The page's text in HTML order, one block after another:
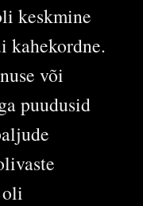
keskmine
kahekordne.
või
puudusid